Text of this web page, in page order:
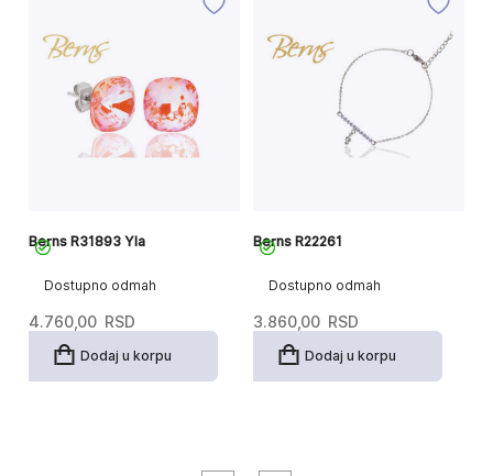
Dostupno odmah
Berns R31893 Yla
4.760,00 RSD
Dodaj u korpu
Dostupno odmah
Berns R22261
3.860,00 RSD
Dodaj u korpu